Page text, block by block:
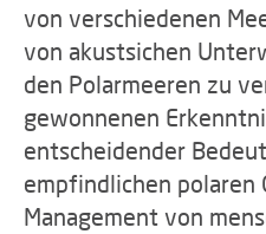
von verschiedenen
von akustsichen
den Polarmeeren zu
gewonnenen
entscheidender
empfindlichen polaren
Management von